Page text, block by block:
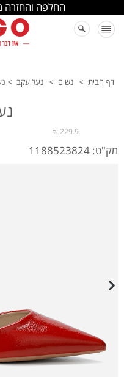
החלפה
דף הבית > נשים > נעל עקב >
229.9 ₪
מק"ט: 1188523824